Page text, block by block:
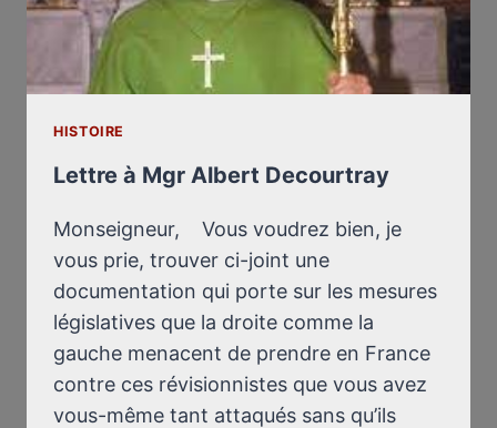
HISTOIRE
Lettre à Mgr Albert Decourtray
Monseigneur, Vous voudrez bien, je
vous prie, trouver ci-joint une
documentation qui porte sur les mesures
législatives que la droite comme la
gauche menacent de prendre en France
contre ces révisionnistes que vous avez
vous-même tant attaqués sans qu’ils